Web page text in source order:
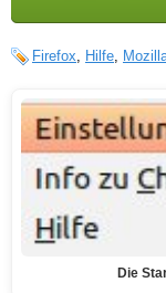
Firefox Hilfe
Die